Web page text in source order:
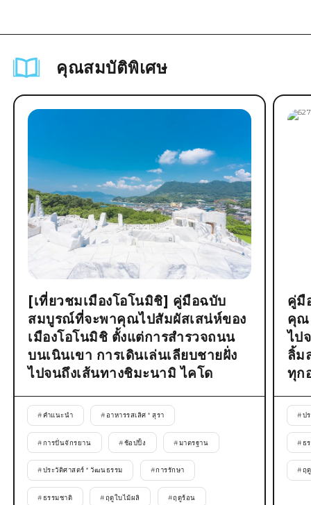
คุณสมบัติพิเศษ
[เที่ยวชมเมืองโอโนมิชิ] คู่มือฉบับ
สมบูรณ์ที่จะพาคุณไปสัมผัสเสน่ห์ของ
เมืองโอโนมิชิ ตั้งแต่การสำรวจถนน
บนเนินเขา การเดินเล่นเลียบชายฝั่ง
ไปจนถึงเส้นทางชิมะนามิ ไคโด
#คำแนะนำ # อาหารรสเลิศ * สุรา
#การปั่นจักรยาน #ช้อปปิ้ง #มาตรฐาน
#ประวัติศาสตร์ * วัฒนธรรม #การรักษา
#ธรรมชาติ #ฤดูใบไม้ผลิ #ฤดูร้อน
คู่มื
คุณ
ไป
ลิ้ม
ทุก
#ป
#ธ
#ฤ